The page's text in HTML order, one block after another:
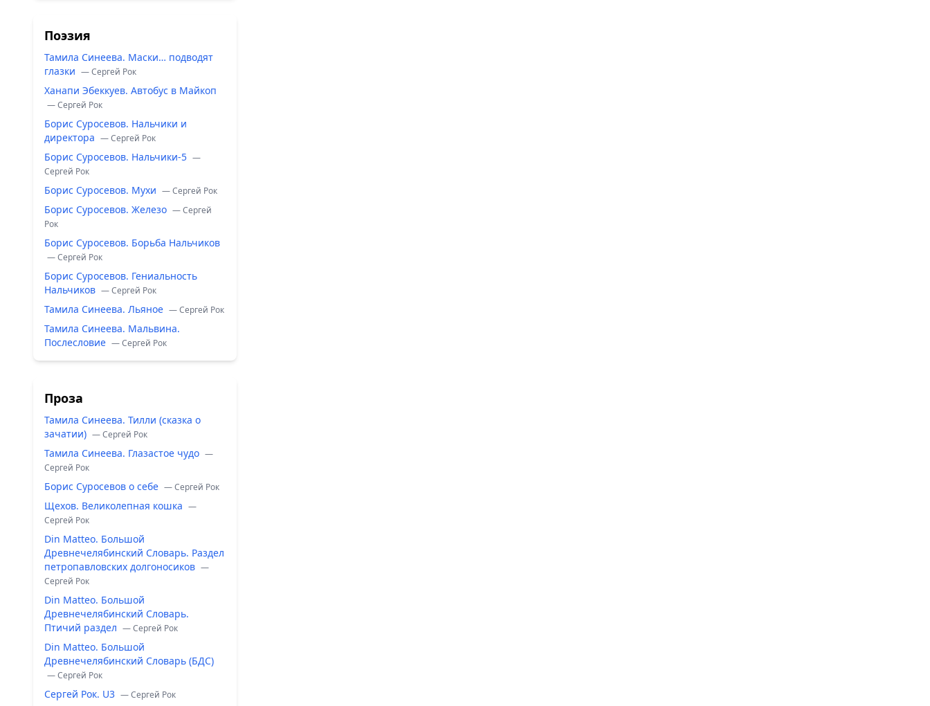
Поэзия
Тамила Синеева. Маски… подводят
глазки — Сергей Рок
Ханапи Эбеккуев. Автобус в Майкоп
— Сергей Рок
Борис Суросевов. Нальчики и
директора — Сергей Рок
Борис Суросевов. Нальчики-5 —
Сергей Рок
Борис Суросевов. Мухи — Сергей Рок
Борис Суросевов. Железо — Сергей
Рок
Борис Суросевов. Борьба Нальчиков
— Сергей Рок
Борис Суросевов. Гениальность
Нальчиков — Сергей Рок
Тамила Синеева. Льяное — Сергей Рок
Тамила Синеева. Мальвина.
Послесловие — Сергей Рок
Проза
Тамила Синеева. Тилли (сказка о
зачатии) — Сергей Рок
Тамила Синеева. Глазастое чудо —
Сергей Рок
Борис Суросевов о себе — Сергей Рок
Щехов. Великолепная кошка —
Сергей Рок
Din Matteo. Большой
Древнечелябинский Словарь. Раздел
петропавловских долгоносиков —
Сергей Рок
Din Matteo. Большой
Древнечелябинский Словарь.
Птичий раздел — Сергей Рок
Din Matteo. Большой
Древнечелябинский Словарь (БДС)
— Сергей Рок
Сергей Рок. U3 — Сергей Рок